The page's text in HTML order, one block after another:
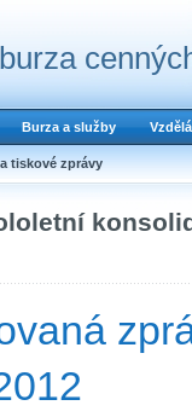
Burza a služby
tiskové zprávy